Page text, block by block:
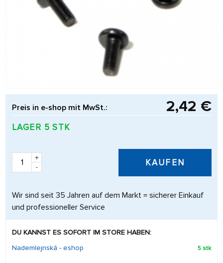
Preis in e-shop mit MwSt.: 2,42 €
LAGER 5 STK
+
-
KAUFEN
Wir sind seit 35 Jahren auf dem Markt = sicherer Einkauf
und professioneller Service
DU KANNST ES SOFORT IM STORE HABEN:
Nademlejnská - eshop
5 stk